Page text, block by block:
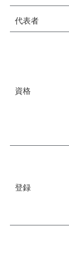
代表者
資格
登録